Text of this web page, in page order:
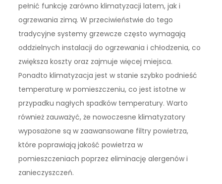
pełnić funkcję zarówno klimatyzacji latem, jak i
ogrzewania zimą. W przeciwieństwie do tego
tradycyjne systemy grzewcze często wymagają
oddzielnych instalacji do ogrzewania i chłodzenia, co
zwiększa koszty oraz zajmuje więcej miejsca.
Ponadto klimatyzacja jest w stanie szybko podnieść
temperaturę w pomieszczeniu, co jest istotne w
przypadku nagłych spadków temperatury. Warto
również zauważyć, że nowoczesne klimatyzatory
wyposażone są w zaawansowane filtry powietrza,
które poprawiają jakość powietrza w
pomieszczeniach poprzez eliminację alergenów i
zanieczyszczeń.